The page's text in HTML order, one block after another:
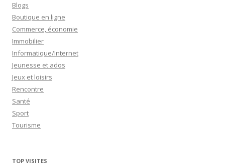
Blogs
Boutique en ligne
Commerce, économie
Immobilier
Informatique/Internet
Jeunesse et ados
Jeux et loisirs
Rencontre
Santé
Sport
Tourisme
TOP VISITES